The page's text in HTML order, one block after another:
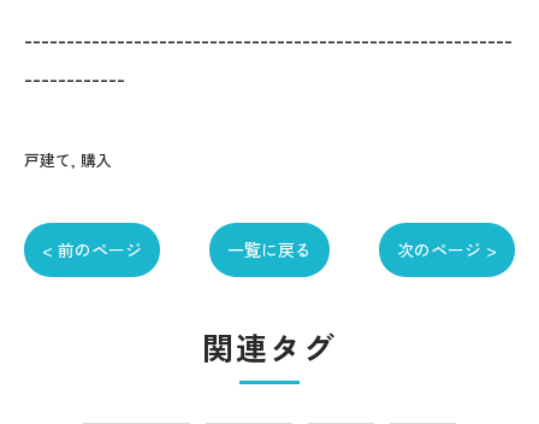
----------------------------------------------------------
------------
戸建て 購入
< 前のページ 一覧に戻る 次のページ >
関連タグ